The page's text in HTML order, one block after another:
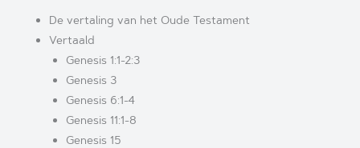
De vertaling van het Oude Testament
Vertaald
Genesis 1:1-2:3
Genesis 3
Genesis 6:1-4
Genesis 11:1-8
Genesis 15